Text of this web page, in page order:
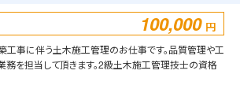
100,000 円
工事に伴う土木施工管理のお仕事です。品質管理や工
を担当して頂きます。2級土木施工管理技士の資格